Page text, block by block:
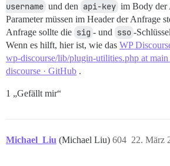
username und den api-key im Body der
Parameter müssen im Header der Anfrage
Anfrage sollte die sig - und sso -
Wenn es hilft, hier ist, wie das WP
wp-discourse/lib/plugin-utilities.php at main
discourse · GitHub .
1 „Gefällt mir“
Michael_Liu (Michael Liu) 22. März
604